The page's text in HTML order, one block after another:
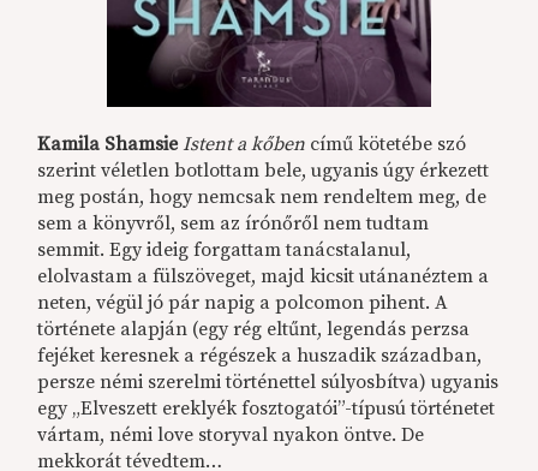
Kamila Shamsie Istent a kőben című kötetébe szó
szerint véletlen botlottam bele, ugyanis úgy érkezett
meg postán, hogy nemcsak nem rendeltem meg, de
sem a könyvről, sem az írónőről nem tudtam
semmit. Egy ideig forgattam tanácstalanul,
elolvastam a fülszöveget, majd kicsit utánanéztem a
neten, végül jó pár napig a polcomon pihent. A
története alapján (egy rég eltűnt, legendás perzsa
fejéket keresnek a régészek a huszadik században,
persze némi szerelmi történettel súlyosbítva) ugyanis
egy „Elveszett ereklyék fosztogatói”-típusú történetet
vártam, némi love storyval nyakon öntve. De
mekkorát tévedtem…